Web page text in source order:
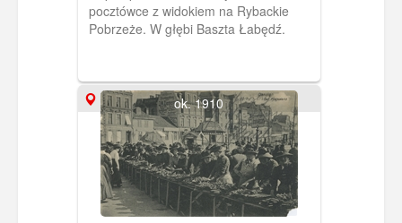
pocztówce z widokiem na Rybackie
Pobrzeże. W głębi Baszta Łabędź.
ok. 1910